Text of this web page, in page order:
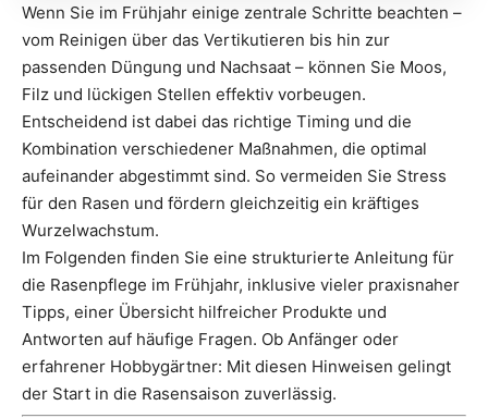
Wenn Sie im Frühjahr einige zentrale Schritte beachten –
vom Reinigen über das Vertikutieren bis hin zur
passenden Düngung und Nachsaat – können Sie Moos,
Filz und lückigen Stellen effektiv vorbeugen.
Entscheidend ist dabei das richtige Timing und die
Kombination verschiedener Maßnahmen, die optimal
aufeinander abgestimmt sind. So vermeiden Sie Stress
für den Rasen und fördern gleichzeitig ein kräftiges
Wurzelwachstum.
Im Folgenden finden Sie eine strukturierte Anleitung für
die Rasenpflege im Frühjahr, inklusive vieler praxisnaher
Tipps, einer Übersicht hilfreicher Produkte und
Antworten auf häufige Fragen. Ob Anfänger oder
erfahrener Hobbygärtner: Mit diesen Hinweisen gelingt
der Start in die Rasensaison zuverlässig.